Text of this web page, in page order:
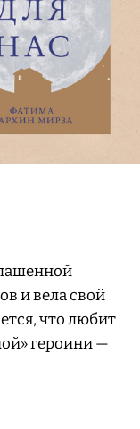
и вела свой
что любит
героини —